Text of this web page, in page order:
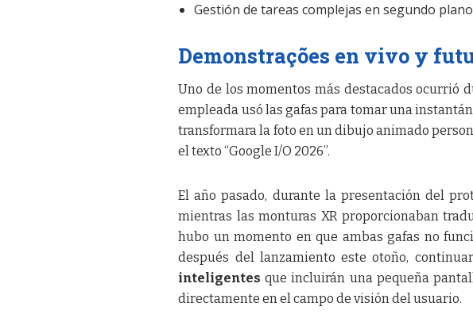
Gestión de tareas complejas en segundo
Demonstrações en vivo y
Uno de los momentos más destacados ocurrió
empleada usó las gafas para tomar una
transformara la foto en un dibujo animado
el texto “Google I/O 2026”.
El año pasado, durante la presentación del
mientras las monturas XR proporcionaban
hubo un momento en que ambas gafas no
después del lanzamiento este otoño,
inteligentes que incluirán una pequeña
directamente en el campo de visión del usuario.